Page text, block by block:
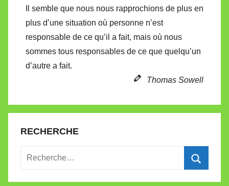
t
t
e
Il semble que nous nous rapprochions de plus en
plus d’une situation où personne n’est
responsable de ce qu’il a fait, mais où nous
sommes tous responsables de ce que quelqu’un
d’autre a fait.
Thomas Sowell
RECHERCHE
Recherche
: